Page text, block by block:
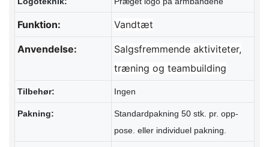
Funktion: Vandtæt
Anvendelse:
Salgsfremmende aktiviteter,
træning og teambuilding
Tilbehør: Ingen
Pakning:
Standardpakning 50 stk. pr. opp-
pose. eller individuel pakning.